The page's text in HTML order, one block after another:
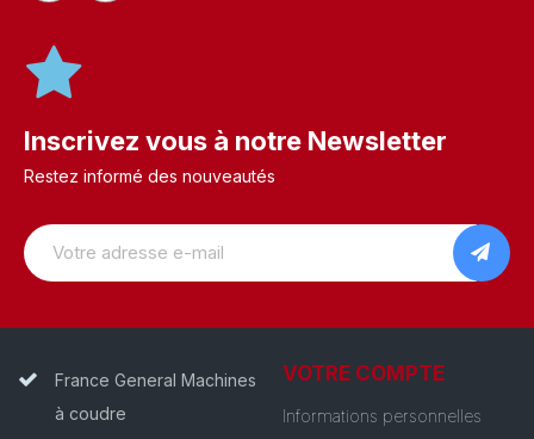
Inscrivez vous à notre Newsletter
Restez informé des nouveautés
France General Machines
à coudre
VOTRE COMPTE
Informations personnelles